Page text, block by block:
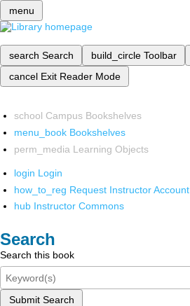
menu
search Search build_circle Toolbar
cancel Exit Reader Mode
school Campus Bookshelves
menu_book Bookshelves
perm_media Learning Objects
login Login
how_to_reg Request Instructor Account
hub Instructor Commons
Search
Search this book
Submit Search